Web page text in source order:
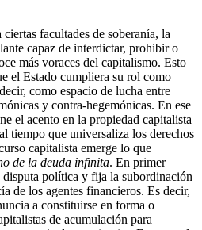
facultades de soberanía, la
capaz de interdictar, prohibir o
más voraces del capitalismo. Esto
el Estado cumpliera su rol como
como espacio de lucha entre
y contra-hegemónicas. En ese
el acento en la propiedad capitalista
tiempo que universaliza los derechos
capitalista emerge lo que
de la deuda infinita. En primer
disputa política y fija la subordinación
de los agentes financieros. Es decir,
a constituirse en forma o
de acumulación para